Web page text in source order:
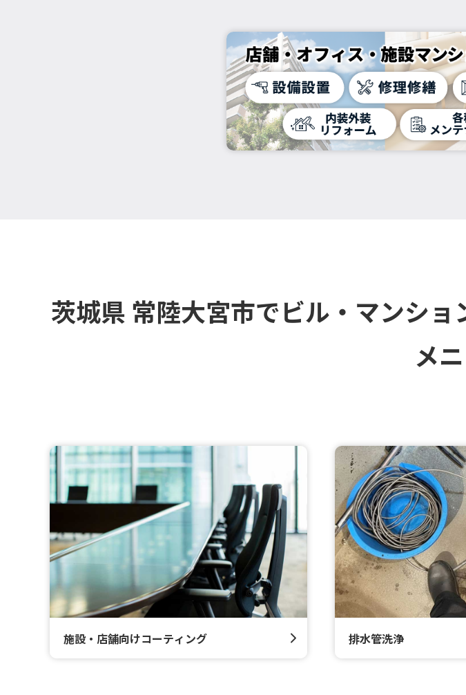
茨城県 常陸大宮市でビル・マンシ
メ
施設・店舗向けコーティング 排水管洗浄